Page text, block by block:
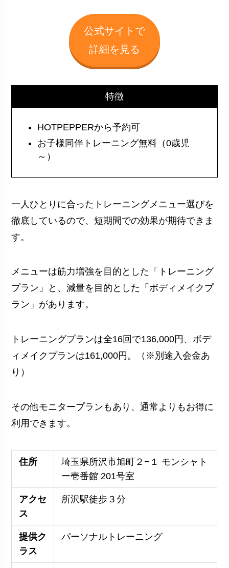
公式サイトで
詳細を見る
特徴
HOTPEPPERから予約可
お子様同伴トレーニング無料（0歳児
～）
一人ひとりに合ったトレーニングメニュー選びを
徹底しているので、短期間での効果が期待できま
す。
メニューは筋力増強を目的とした「トレーニング
プラン」と、減量を目的とした「ボディメイクプ
ラン」があります。
トレーニングプランは全16回で136,000円、ボデ
ィメイクプランは161,000円。（※別途入会金あ
り）
その他モニタープランもあり、通常よりもお得に
利用できます。
住所
埼玉県所沢市旭町２−１ モンシャト
ー壱番館 201号室
アクセ
ス
所沢駅徒歩３分
提供ク
ラス
パーソナルトレーニング